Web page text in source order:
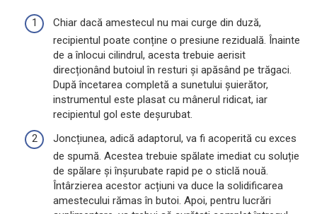
Chiar dacă amestecul nu mai curge din duză,
recipientul poate conține o presiune reziduală. Înainte
de a înlocui cilindrul, acesta trebuie aerisit
direcționând butoiul în resturi și apăsând pe trăgaci.
După încetarea completă a sunetului șuierător,
instrumentul este plasat cu mânerul ridicat, iar
recipientul gol este deșurubat.
Joncțiunea, adică adaptorul, va fi acoperită cu exces
de spumă. Acestea trebuie spălate imediat cu soluție
de spălare și înșurubate rapid pe o sticlă nouă.
Întârzierea acestor acțiuni va duce la solidificarea
amestecului rămas în butoi. Apoi, pentru lucrări